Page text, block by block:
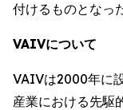
付けるものとなっ
VAIVについて
VAIVは2000年に
産業における先駆